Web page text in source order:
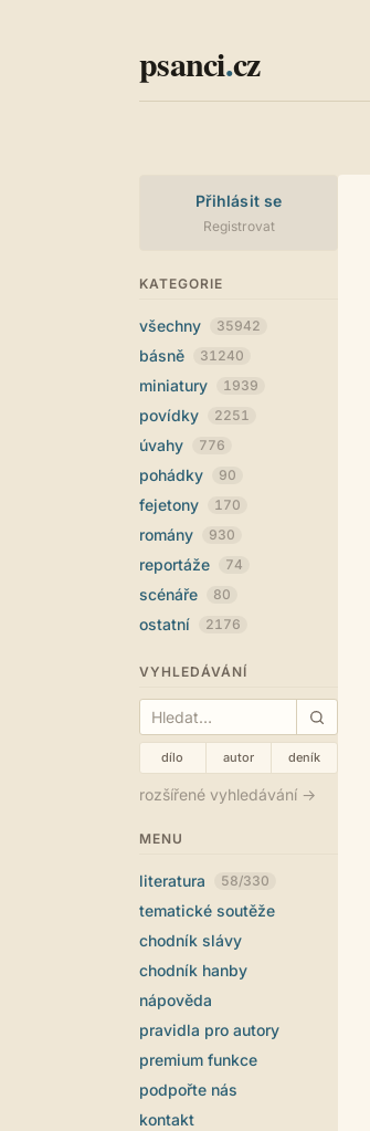
psanci.cz
Přihlásit se
Registrovat
KATEGORIE
všechny 35942
básně 31240
miniatury 1939
povídky 2251
úvahy 776
pohádky 90
fejetony 170
romány 930
reportáže 74
scénáře 80
ostatní 2176
VYHLEDÁVÁNÍ
dílo autor deník
rozšířené vyhledávání →
MENU
literatura 58/330
tematické soutěže
chodník slávy
chodník hanby
nápověda
pravidla pro autory
premium funkce
podpořte nás
kontakt